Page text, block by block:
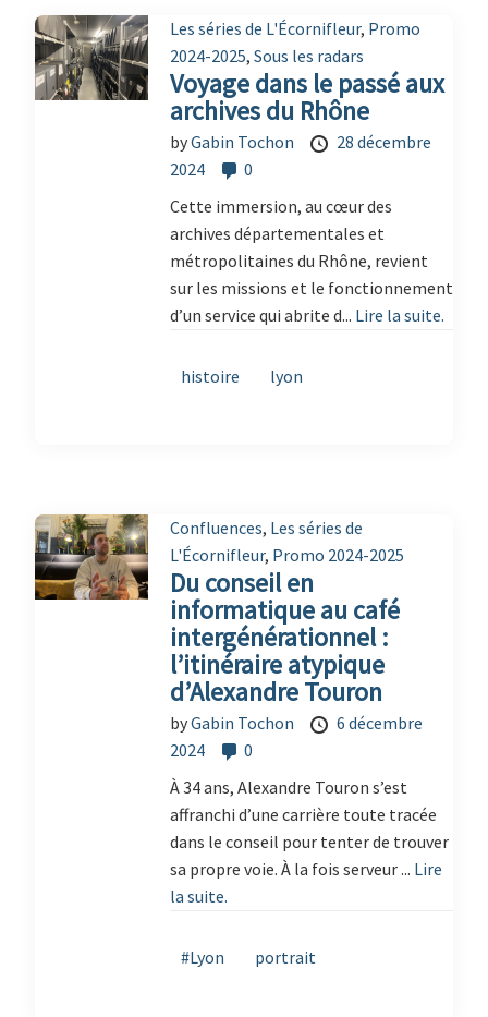
Les séries de L'Écornifleur, Promo
2024-2025, Sous les radars
Voyage dans le passé aux
archives du Rhône
byGabin Tochon
28 décembre
2024
0
Cette immersion, au cœur des
archives départementales et
métropolitaines du Rhône, revient
sur les missions et le fonctionnement
d’un service qui abrite d... Lire la suite.
histoire lyon
Confluences, Les séries de
L'Écornifleur, Promo 2024-2025
Du conseil en
informatique au café
intergénérationnel :
l’itinéraire atypique
d’Alexandre Touron
byGabin Tochon
6 décembre
2024
0
À 34 ans, Alexandre Touron s’est
affranchi d’une carrière toute tracée
dans le conseil pour tenter de trouver
sa propre voie. À la fois serveur ... Lire
la suite.
#Lyon portrait